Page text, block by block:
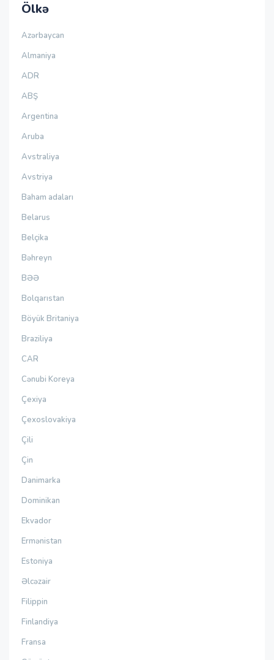
Ölkə
Azərbaycan
Almaniya
ADR
ABŞ
Argentina
Aruba
Avstraliya
Avstriya
Baham adaları
Belarus
Belçika
Bəhreyn
BƏƏ
Bolqarıstan
Böyük Britaniya
Braziliya
CAR
Cənubi Koreya
Çexiya
Çexoslovakiya
Çili
Çin
Danimarka
Dominikan
Ekvador
Ermənistan
Estoniya
Əlcəzair
Filippin
Finlandiya
Fransa